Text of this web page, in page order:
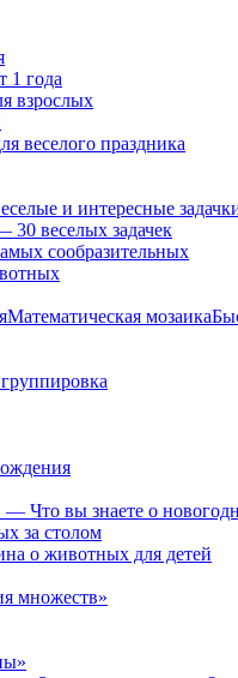
1 года
взрослых
веселого праздника
и интересные
30 веселых задачек
сообразительных
Математическая мозаика
Что вы знаете о
за столом
о животных для детей
множеств»